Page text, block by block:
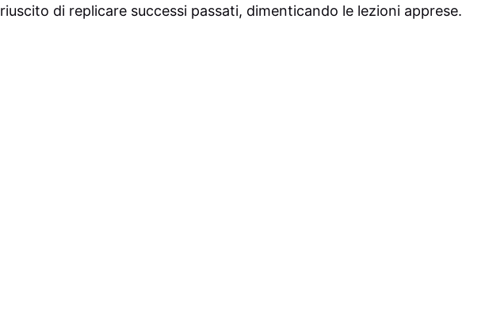
riuscito di replicare successi passati, dimenticando le lezioni apprese.